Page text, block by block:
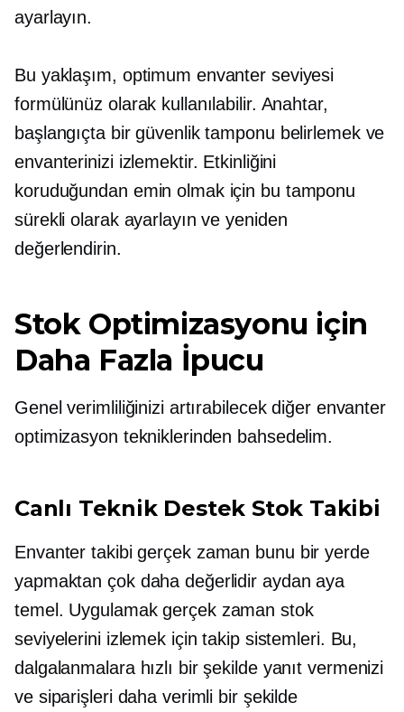
ayarlayın.
Bu yaklaşım, optimum envanter seviyesi
formülünüz olarak kullanılabilir. Anahtar,
başlangıçta bir güvenlik tamponu belirlemek ve
envanterinizi izlemektir. Etkinliğini
koruduğundan emin olmak için bu tamponu
sürekli olarak ayarlayın ve yeniden
değerlendirin.
Stok Optimizasyonu için
Daha Fazla İpucu
Genel verimliliğinizi artırabilecek diğer envanter
optimizasyon tekniklerinden bahsedelim.
Canlı Teknik Destek Stok Takibi
Envanter takibigerçek zaman bunu bir yerde
yapmaktan çok daha değerlidir aydan aya
temel. Uygulamakgerçek zaman stok
seviyelerini izlemek için takip sistemleri. Bu,
dalgalanmalara hızlı bir şekilde yanıt vermenizi
ve siparişleri daha verimli bir şekilde